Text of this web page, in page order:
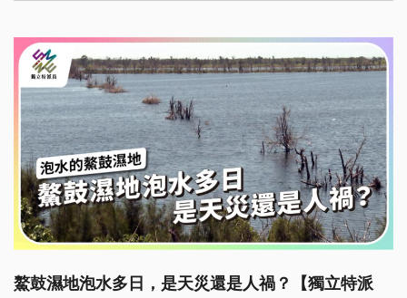
鰲鼓濕地泡水多日，是天災還是人禍？【獨立特派